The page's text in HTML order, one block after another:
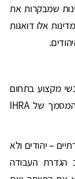
שמבקרות את
אלו דואגות
מקצוע בתחום
המשפט לערוך קורסי הכשרה הכוללים את המסמך של IHRA
– יהודים ולא
הגדרת העבודה